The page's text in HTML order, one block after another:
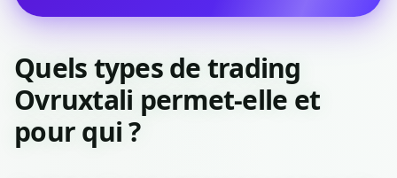
Quels types de trading
Ovruxtali permet-elle et
pour qui ?